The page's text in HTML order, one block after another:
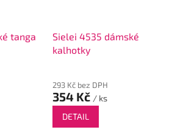
tanga
Sielei 4535 dámské
kalhotky
293 Kč bez DPH
354 Kč / ks
DETAIL